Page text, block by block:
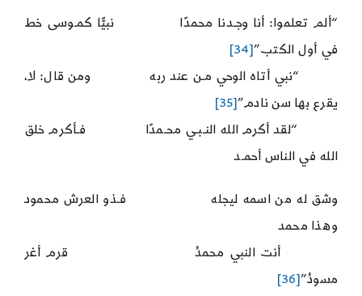
“ألم تعلموا: أنا وجـدنا محمدًا نبيًّا كمـوسى خط
في أول الكتب”[34]
“نبي أتاه الوحي مـن عند ربه ومن قال: لا،
يقرع بها سن نادم”[35]
“لقد أكرم الله النـبـي محـمدًا فـأكرم خلق
الله في الناس أحمـد
وشق له من اسمه ليجله فـذو العرش محمود
وهذا محمد
أنت النبي محمدُ قرم أغر
مسودُ”[36]